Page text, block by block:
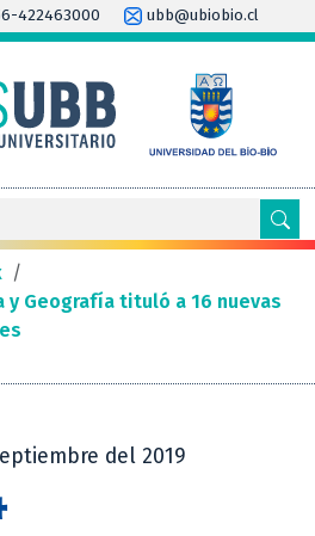
422463000 ubb@ubiobio.cl
/
Geografía tituló a 16 nuevas
del 2019